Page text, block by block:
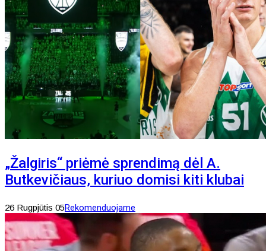
„Žalgiris“ priėmė sprendimą dėl A.
Butkevičiaus, kuriuo domisi kiti klubai
26 Rugpjūtis 05Rekomenduojame